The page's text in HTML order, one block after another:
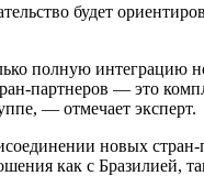
будет
полную интеграцию
партнеров — это
— отмечает эксперт.
новых стран-
как с Бразилией,